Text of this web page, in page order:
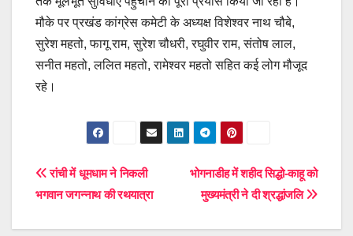
मौके पर प्रखंड कांग्रेस कमेटी के अध्यक्ष विशेश्वर नाथ चौबे,
सुरेश महतो, फागू राम, सुरेश चौधरी, रघुवीर राम, संतोष लाल,
सनीत महतो, ललित महतो, रामेश्वर महतो सहित कई लोग मौजूद
रहे।
Post
navigation
भोगनाडीह में शहीद सिद्धो-काहू को
मुख्यमंत्री ने दी श्रद्धांजलि
रांची में धूमधाम ने निकली
भगवान जगन्नाथ की रथयात्रा